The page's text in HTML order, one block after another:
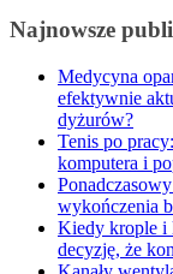
Najnowsze
Medycyna
efektywnie
dyżurów?
Tenis po
komputera i
wykończenia
Kiedy krople i
decyzję, że